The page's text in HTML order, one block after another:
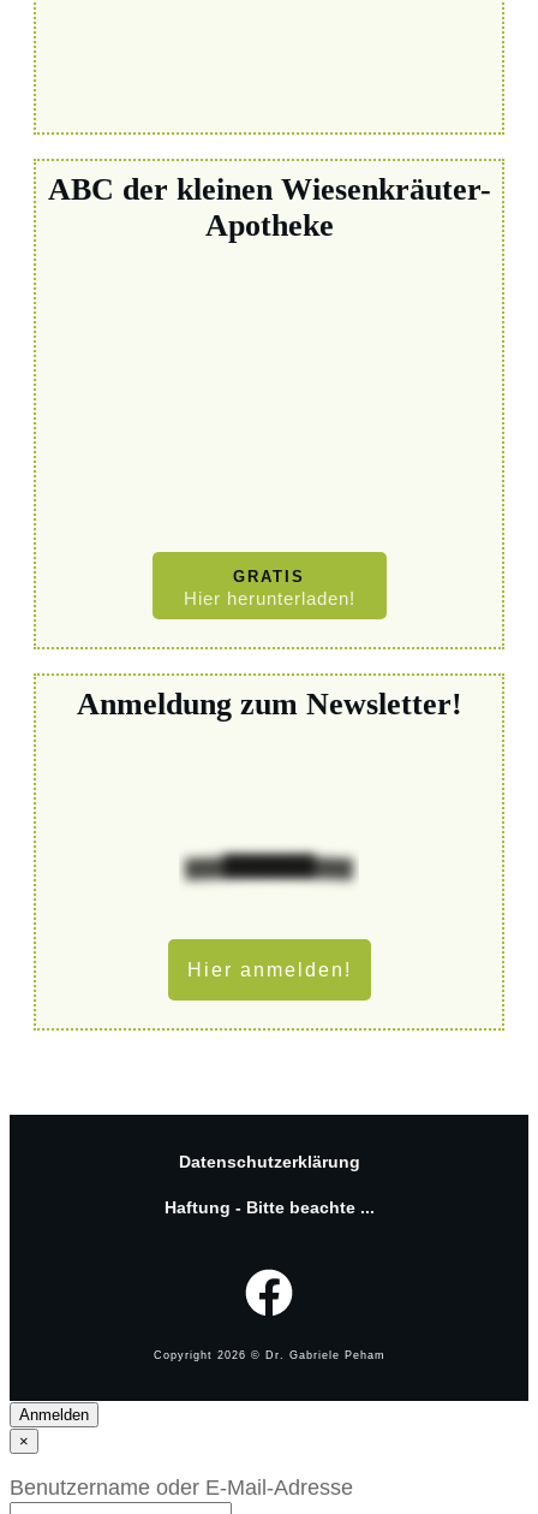
ABC der kleinen Wiesenkräuter-
Apotheke
GRATIS
Hier herunterladen!
Anmeldung zum Newsletter!
Hier anmelden!
Datenschutzerklärung
Haftung - Bitte beachte ...
Copyright 2026 © Dr. Gabriele Peham
Anmelden
×
Benutzername oder E-Mail-Adresse